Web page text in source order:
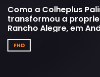
Como a Colheplus
transformou a
Rancho Alegre, em
FHD